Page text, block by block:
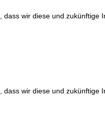
dass wir diese und zukünftige
dass wir diese und zukünftige